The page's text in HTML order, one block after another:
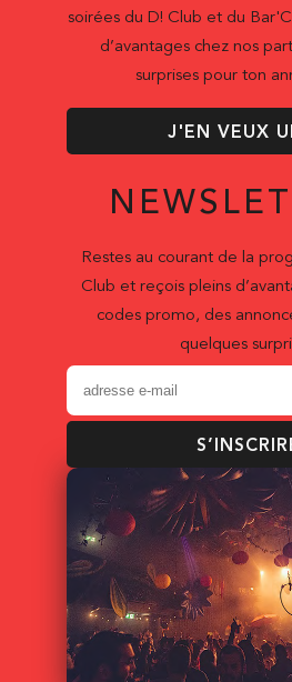
soirées du D! Club et du
d’avantages chez nos
surprises pour ton
J'EN VEUX
Restes au courant de la
Club et reçois pleins
codes promo, des
quelques